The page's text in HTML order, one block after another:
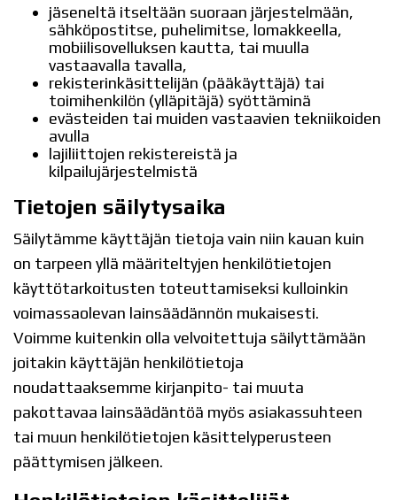
jäseneltä itseltään suoraan järjestelmään,
sähköpostitse, puhelimitse, lomakkeella,
mobiilisovelluksen kautta, tai muulla
vastaavalla tavalla,
rekisterinkäsittelijän (pääkäyttäjä) tai
toimihenkilön (ylläpitäjä) syöttäminä
evästeiden tai muiden vastaavien tekniikoiden
avulla
lajiliittojen rekistereistä ja
kilpailujärjestelmistä
Tietojen säilytysaika
Säilytämme käyttäjän tietoja vain niin kauan kuin
on tarpeen yllä määriteltyjen henkilötietojen
käyttötarkoitusten toteuttamiseksi kulloinkin
voimassaolevan lainsäädännön mukaisesti.
Voimme kuitenkin olla velvoitettuja säilyttämään
joitakin käyttäjän henkilötietoja
noudattaaksemme kirjanpito- tai muuta
pakottavaa lainsäädäntöä myös asiakassuhteen
tai muun henkilötietojen käsittelyperusteen
päättymisen jälkeen.